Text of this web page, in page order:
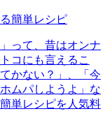
簡単レシピ
って、昔はオンナ
コにも言えるこ
かない？」、「今
ムパしようよ」な
単レシピを人気料